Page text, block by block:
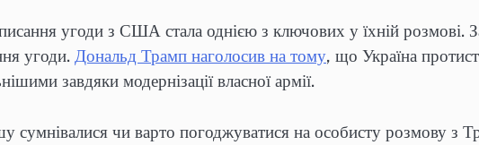
угоди з США стала однією з ключових у їхній розмові.
угоди. Дональд Трамп наголосив на тому, що Україна
завдяки модернізації власної армії.
сумнівалися чи варто погоджуватися на особисту розмову